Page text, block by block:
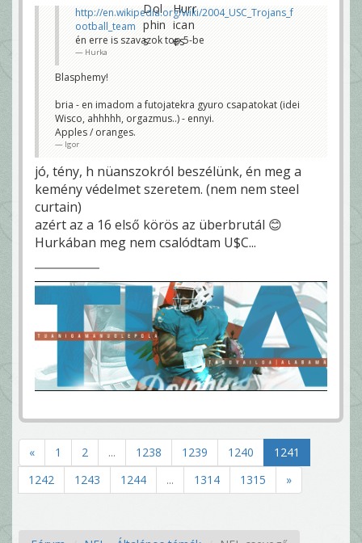
http://en.wikipedia.org/wiki/2004_USC_Trojans_f
ootball_team
én erre is szavazok top 5-be
Hurka
Blasphemy!
bria - en imadom a futojatekra gyuro csapatokat (idei
Wisco, ahhhhh, orgazmus..) - ennyi.
Apples / oranges.
Igor
jó, tény, h nüanszokról beszélünk, én meg a
kemény védelmet szeretem. (nem nem steel
curtain)
azért az a 16 első körös az überbrutál 😊
Hurkában meg nem csalódtam U$C...
« 1 2 ... 1238 1239 1240
1241
1242
1243 1244 ... 1314 1315 »